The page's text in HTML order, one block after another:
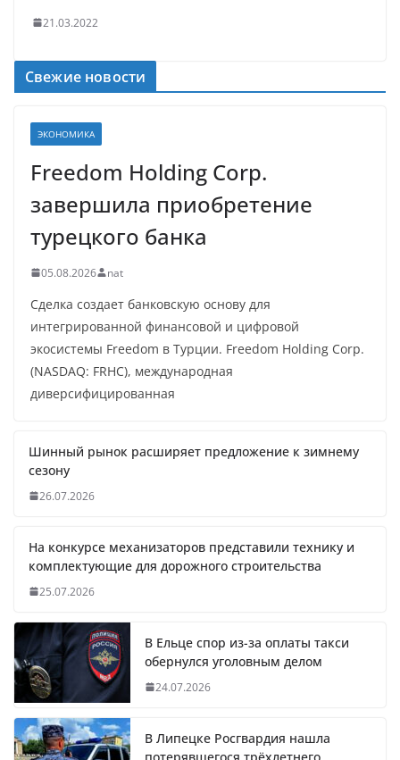
21.03.2022
Свежие новости
ЭКОНОМИКА
Freedom Holding Corp.
завершила приобретение
турецкого банка
05.08.2026 nat
Сделка создает банковскую основу для
интегрированной финансовой и цифровой
экосистемы Freedom в Турции. Freedom Holding Corp.
(NASDAQ: FRHC), международная
диверсифицированная
Шинный рынок расширяет предложение к зимнему
сезону
26.07.2026
На конкурсе механизаторов представили технику и
комплектующие для дорожного строительства
25.07.2026
В Ельце спор из-за оплаты такси
обернулся уголовным делом
24.07.2026
В Липецке Росгвардия нашла
потерявшегося трёхлетнего